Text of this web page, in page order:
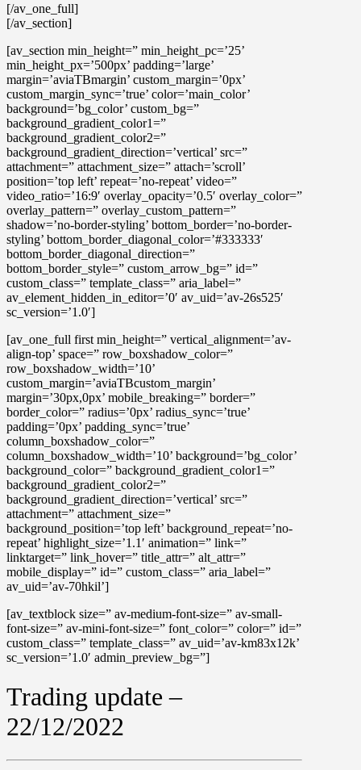
[/av_one_full]
[/av_section]
[av_section min_height=” min_height_pc=’25’
min_height_px=’500px’ padding=’large’
margin=’aviaTBmargin’ custom_margin=’0px’
custom_margin_sync=’true’ color=’main_color’
background=’bg_color’ custom_bg=”
background_gradient_color1=”
background_gradient_color2=”
background_gradient_direction=’vertical’ src=”
attachment=” attachment_size=” attach=’scroll’
position=’top left’ repeat=’no-repeat’ video=”
video_ratio=’16:9′ overlay_opacity=’0.5′ overlay_color=”
overlay_pattern=” overlay_custom_pattern=”
shadow=’no-border-styling’ bottom_border=’no-border-
styling’ bottom_border_diagonal_color=’#333333′
bottom_border_diagonal_direction=”
bottom_border_style=” custom_arrow_bg=” id=”
custom_class=” template_class=” aria_label=”
av_element_hidden_in_editor=’0′ av_uid=’av-26s525′
sc_version=’1.0′]
[av_one_full first min_height=” vertical_alignment=’av-
align-top’ space=” row_boxshadow_color=”
row_boxshadow_width=’10’
custom_margin=’aviaTBcustom_margin’
margin=’30px,0px’ mobile_breaking=” border=”
border_color=” radius=’0px’ radius_sync=’true’
padding=’0px’ padding_sync=’true’
column_boxshadow_color=”
column_boxshadow_width=’10’ background=’bg_color’
background_color=” background_gradient_color1=”
background_gradient_color2=”
background_gradient_direction=’vertical’ src=”
attachment=” attachment_size=”
background_position=’top left’ background_repeat=’no-
repeat’ highlight_size=’1.1′ animation=” link=”
linktarget=” link_hover=” title_attr=” alt_attr=”
mobile_display=” id=” custom_class=” aria_label=”
av_uid=’av-70hkil’]
[av_textblock size=” av-medium-font-size=” av-small-
font-size=” av-mini-font-size=” font_color=” color=” id=”
custom_class=” template_class=” av_uid=’av-km83x12k’
sc_version=’1.0′ admin_preview_bg=”]
Trading update –
22/12/2022